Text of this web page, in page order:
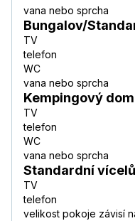
vana nebo sprcha
Bungalov/
TV
telefon
WC
vana nebo sprcha
Kempingový
TV
telefon
WC
vana nebo sprcha
Standardní
TV
telefon
velikost pokoje závisí